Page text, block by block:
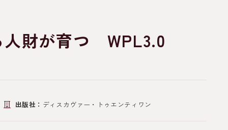
人財が育つ WPL3.0
出版社： ディスカヴァー・トゥエンティワン